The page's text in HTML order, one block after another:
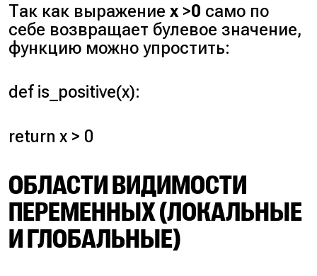
Так как выражениеx>0 само по
себе возвращает булевое значение,
функцию можно упростить:
def is_positive(x):
return x > 0
ОБЛАСТИ ВИДИМОСТИ
ПЕРЕМЕННЫХ (ЛОКАЛЬНЫЕ
И ГЛОБАЛЬНЫЕ)